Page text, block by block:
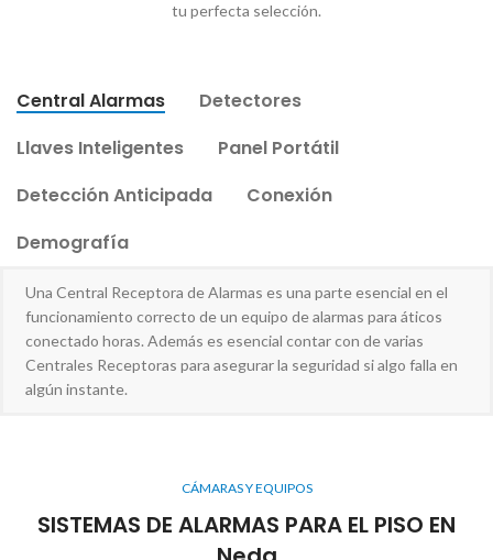
tu perfecta selección.
Central Alarmas
Detectores
Llaves Inteligentes
Panel Portátil
Detección Anticipada
Conexión
Demografía
Una Central Receptora de Alarmas es una parte esencial en el
funcionamiento correcto de un equipo de alarmas para áticos
conectado horas. Además es esencial contar con de varias
Centrales Receptoras para asegurar la seguridad si algo falla en
algún instante.
CÁMARAS Y EQUIPOS
SISTEMAS DE ALARMAS PARA EL PISO EN